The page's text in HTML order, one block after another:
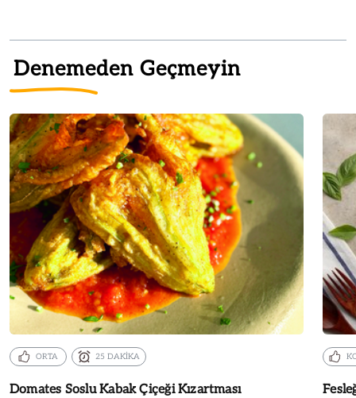
Denemeden Geçmeyin
ORTA 25 DAKİKA
Domates Soslu Kabak Çiçeği Kızartması